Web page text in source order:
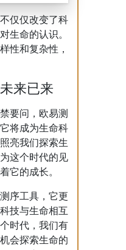
仅仅改变了科
生命的认识。
性和复杂性，
来已来
要问，欧易测
将成为生命科
亮我们探索生
这个时代的见
它的成长。
序工具，它更
技与生命相互
时代，我们有
会探索生命的